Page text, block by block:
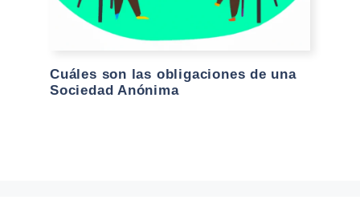
Cuáles son las obligaciones de una
Sociedad Anónima